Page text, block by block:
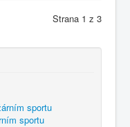
Strana 1 z 3
sportu
sportu